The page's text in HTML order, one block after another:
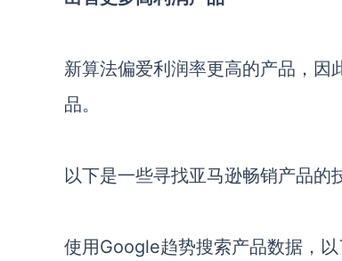
新算法偏爱利润率更高的产品，
品。
以下是一些寻找亚马逊畅销产品的
使用Google趋势搜索产品数据，以